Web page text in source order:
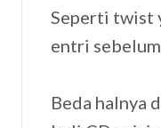
Seperti twist
entri
Beda halnya